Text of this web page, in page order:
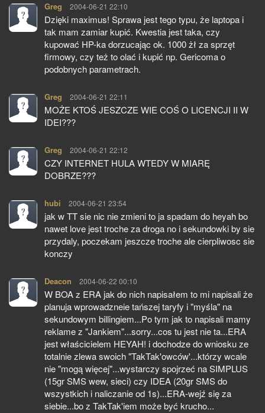
Greg pisze:
2004-06-21 22:10
Dzięki maximus! Sprawa jest tego typu, że laptopa i
tak mam zamiar kupić. Kwestia jest taka, czy
kupować HP-ka dorzucając ok. 1000 żł za sprzęt
firmowy, czy też to olać i kupić np. Gericoma o
podobnych parametrach.
Greg pisze:
2004-06-21 22:11
MOŻE KTOŚ JESZCZE WIE COŚ O LICENCJI II W
IDEI???
Greg pisze:
2004-06-21 22:12
CZY INTERNET HULA WTEDY W MIARĘ
DOBRZE???
hubi pisze:
2004-06-21 23:54
jak w TT sie nic nie zmieni to ja spadam do heyah bo
nawet love jest troche za droga no i sekundowki by sie
przydaly, poczekam jeszcze troche ale cierpliwosc sie
konczy
Deacon pisze:
2004-06-22 00:10
W BOA z ERA jak do nich napisałem to mi napisali że
planuja wprowadzneie tańszej taryfy i "myśla" na
sekundowym billingiem...Po tym jak to napisali mamy
reklame z "Jankiem"...sorry...cos tu jest nie ta...ERA
jest właścicielem HEYAH! i dochodze do wniosku ze
totalnie zlewa swoich "TakTak'owców'...którzy wcale
nie "mogą więcej"...wystarczy spojrzeć na SIMPLUS
(15gr SMS wew, sieci) czy IDEA (20gr SMS do
wszystkich i naliczanie od 1s)...ERA-wejź się za
siebie...bo z TakTak'iem może być krucho...